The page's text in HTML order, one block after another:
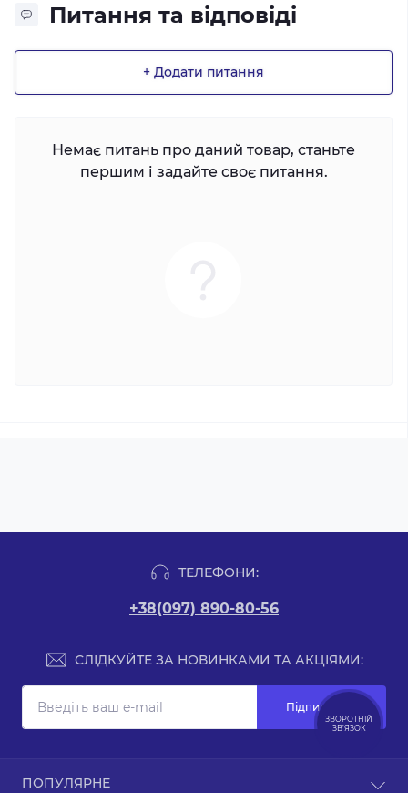
Питання та відповіді
+ Додати питання
Немає питань про даний товар, станьте
першим і задайте своє питання.
ТЕЛЕФОНИ:
+38(097) 890-80-56
СЛІДКУЙТЕ ЗА НОВИНКАМИ ТА АКЦІЯМИ:
Підпишіться
ПОПУЛЯРНЕ
ЗВОРОТНІЙ
ЗВ’ЯЗОК